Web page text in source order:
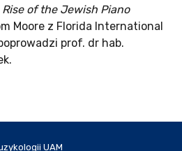
of the Jewish Piano
Moore z Florida International
prof. dr hab.
UAM